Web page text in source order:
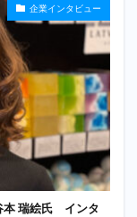
企業インタビュー
本 瑞絵氏 インタ